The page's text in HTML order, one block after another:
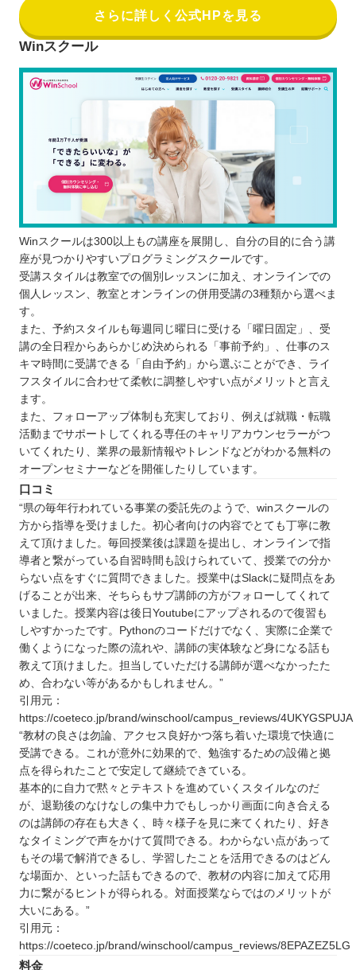
さらに詳しく公式HPを見る
Winスクール
Winスクールは300以上もの講座を展開し、自分の目的に合う講
座が見つかりやすいプログラミングスクールです。
受講スタイルは教室での個別レッスンに加え、オンラインでの
個人レッスン、教室とオンラインの併用受講の3種類から選べま
す。
また、予約スタイルも毎週同じ曜日に受ける「曜日固定」、受
講の全日程からあらかじめ決められる「事前予約」、仕事のス
キマ時間に受講できる「自由予約」から選ぶことができ、ライ
フスタイルに合わせて柔軟に調整しやすい点がメリットと言え
ます。
また、フォローアップ体制も充実しており、例えば就職・転職
活動までサポートしてくれる専任のキャリアカウンセラーがつ
いてくれたり、業界の最新情報やトレンドなどがわかる無料の
オープンセミナーなどを開催したりしています。
口コミ
“県の毎年行われている事業の委託先のようで、winスクールの
方から指導を受けました。初心者向けの内容でとても丁寧に教
えて頂けました。毎回授業後は課題を提出し、オンラインで指
導者と繋がっている自習時間も設けられていて、授業での分か
らない点をすぐに質問できました。授業中はSlackに疑問点をあ
げることが出来、そちらもサブ講師の方がフォローしてくれて
いました。授業内容は後日Youtubeにアップされるので復習も
しやすかったです。Pythonのコードだけでなく、実際に企業で
働くようになった際の流れや、講師の実体験など身になる話も
教えて頂けました。担当していただける講師が選べなかったた
め、合わない等があるかもしれません。”
引用元：
https://coeteco.jp/brand/winschool/campus_reviews/4UKYGSPUJA
“教材の良さは勿論、アクセス良好かつ落ち着いた環境で快適に
受講できる。これが意外に効果的で、勉強するための設備と拠
点を得られたことで安定して継続できている。
基本的に自力で黙々とテキストを進めていくスタイルなのだ
が、退勤後のなけなしの集中力でもしっかり画面に向き合える
のは講師の存在も大きく、時々様子を見に来てくれたり、好き
なタイミングで声をかけて質問できる。わからない点があって
もその場で解消できるし、学習したことを活用できるのはどん
な場面か、といった話もできるので、教材の内容に加えて応用
力に繋がるヒントが得られる。対面授業ならではのメリットが
大いにある。”
引用元：
https://coeteco.jp/brand/winschool/campus_reviews/8EPAZEZ5LG
料金